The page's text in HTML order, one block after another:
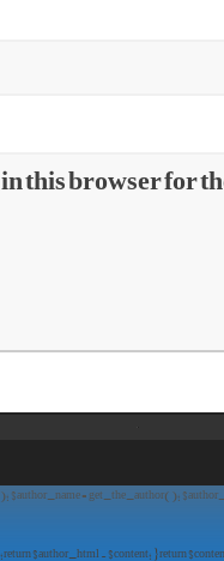
this browser for